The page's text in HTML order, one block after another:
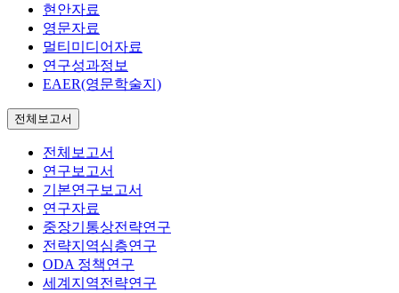
현안자료
영문자료
멀티미디어자료
연구성과정보
EAER(영문학술지)
전체보고서
전체보고서
연구보고서
기본연구보고서
연구자료
중장기통상전략연구
전략지역심층연구
ODA 정책연구
세계지역전략연구